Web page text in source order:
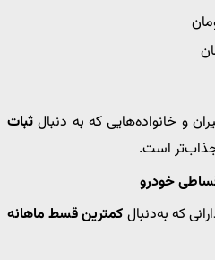
و خانواده‌هایی که به دنبال ثبات
است.
خودرو
که به‌دنبال کمترین قسط ماهانه